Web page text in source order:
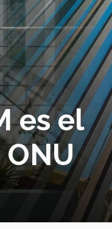
es el